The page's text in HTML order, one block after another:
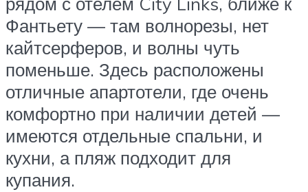
Фантьету — там волнорезы, нет
кайтсерферов, и волны чуть
поменьше. Здесь расположены
отличные апартотели, где очень
комфортно при наличии детей —
имеются отдельные спальни, и
кухни, а пляж подходит для
купания.